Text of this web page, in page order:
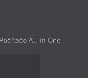
Počítače All-in-One